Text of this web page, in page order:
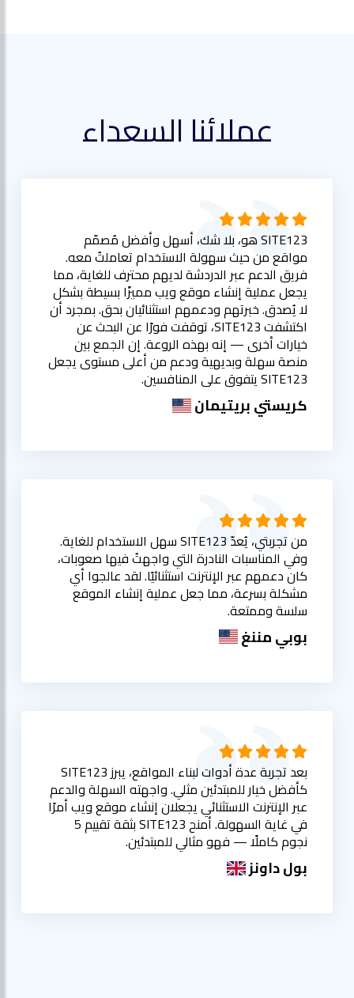
عملائنا السعداء
SITE123 هو، بلا شك، أسهل وأفضل مُصمّم
مواقع من حيث سهولة الاستخدام تعاملتُ معه.
فريق الدعم عبر الدردشة لديهم محترف للغاية، مما
يجعل عملية إنشاء موقع ويب مميزًا بسيطة بشكل
لا يُصدق. خبرتهم ودعمهم استثنائيان بحق. بمجرد أن
اكتشفت SITE123، توقفت فورًا عن البحث عن
خيارات أخرى — إنه بهذه الروعة. إن الجمع بين
منصة سهلة وبديهية ودعم من أعلى مستوى يجعل
SITE123 يتفوق على المنافسين.
كريستي بريتيمان
من تجربتي، يُعدّ SITE123 سهل الاستخدام للغاية.
وفي المناسبات النادرة التي واجهتُ فيها صعوبات،
كان دعمهم عبر الإنترنت استثنائيًا. لقد عالجوا أي
مشكلة بسرعة، مما جعل عملية إنشاء الموقع
سلسة وممتعة.
بوبي مننغ
بعد تجربة عدة أدوات لبناء المواقع، يبرز SITE123
كأفضل خيار للمبتدئين مثلي. واجهته السهلة والدعم
عبر الإنترنت الاستثنائي يجعلان إنشاء موقع ويب أمرًا
في غاية السهولة. أمنح SITE123 بثقة تقييم 5
نجوم كاملًا — فهو مثالي للمبتدئين.
بول داونز